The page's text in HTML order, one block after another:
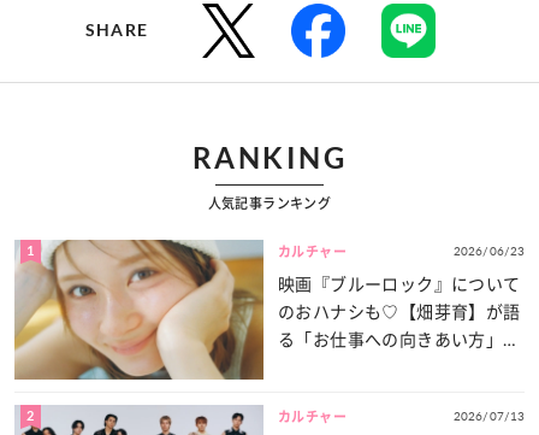
SHARE
RANKING
人気記事ランキング
1 カルチャー 2026/06/23
映画『ブルーロック』について
のおハナシも♡【畑芽育】が語
る「お仕事への向きあい方」と
2 カルチャー 2026/07/13